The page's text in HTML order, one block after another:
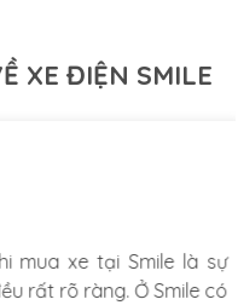
XE ĐIỆN SMILE
xe tại Smile là sự
rất rõ ràng. Ở Smile có